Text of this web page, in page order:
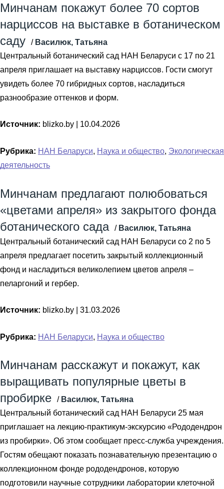
Минчанам покажут более 70 сортов
нарциссов на выставке в ботаническом
саду
/ Василюк, Татьяна
Центральный ботанический сад НАН Беларуси с 17 по 21
апреля приглашает на выставку нарциссов. Гости смогут
увидеть более 70 гибридных сортов, насладиться
разнообразие оттенков и форм.
Источник: blizko.by | 10.04.2026
Рубрика: НАН Беларуси, Наука и общество, Экологическая
деятельность
Минчанам предлагают полюбоваться
«цветами апреля» из закрытого фонда
ботанического сада / Василюк, Татьяна
Центральный ботанический сад НАН Беларуси со 2 по 5
апреля предлагает посетить закрытый коллекционный
фонд и насладиться великолепием цветов апреля –
пеларгоний и гербер.
Источник: blizko.by | 31.03.2026
Рубрика: НАН Беларуси, Наука и общество
Минчанам расскажут и покажут, как
выращивать популярные цветы в
пробирке
/ Василюк, Татьяна
Центральный ботанический сад НАН Беларуси 25 мая
приглашает на лекцию-практикум-экскурсию «Рододендрон
из пробирки». Об этом сообщает пресс-служба учреждения.
Гостям обещают показать познавательную презентацию о
коллекционном фонде рододендронов, которую
подготовили научные сотрудники лаборатории клеточной